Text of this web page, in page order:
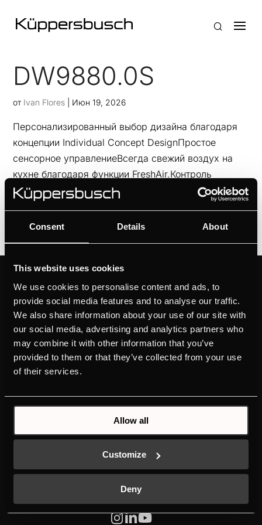
Consent Details About
This website uses cookies
We use cookies to personalise content and ads, to
provide social media features and to analyse our traffic.
We also share information about your use of our site with
our social media, advertising and analytics partners who
may combine it with other information that you’ve
provided to them or that they’ve collected from your use
of their services.
Allow all
Customize
Deny
DW9880.0S
от Ivan Flores Июн 19, 2026
Персонализированный выбор дизайна благодаря
концепции Individual Concept DesignПростое
сенсорное управлениеВсегда свежий воздух на
кухне благодаря функции FreshAir.Контроль
состояния фильтра с индикатором его...
ПРОДУКЦИЯ
ДУХОВЫЕ ШКАФЫ
ВАРОЧНЫЕ ПАНЕЛИ
ХОЛОДИЛЬНЫЕ ШКАФЫ
ПОСУДОМОЕЧНЫЕ
МАШИНЫ
ОТКРОЙТЕ ДЛЯ СЕБЯ
KÜPPERSBUSCH
ИСТОРИЯ
ДИЗАЙН
ЗАГРУЗКИ
KONTAKTЫ
INDIVIDUAL
СЕРИИ ПРИБОРОВ